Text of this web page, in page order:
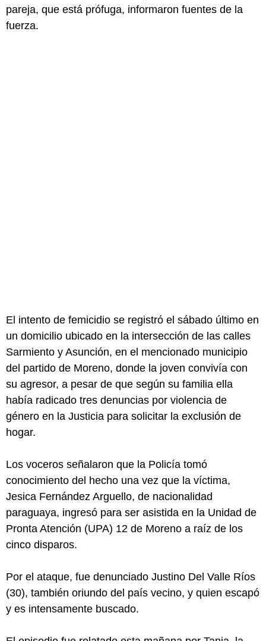
pareja, que está prófuga, informaron fuentes de la
fuerza.
El intento de femicidio se registró el sábado último en
un domicilio ubicado en la intersección de las calles
Sarmiento y Asunción, en el mencionado municipio
del partido de Moreno, donde la joven convivía con
su agresor, a pesar de que según su familia ella
había radicado tres denuncias por violencia de
género en la Justicia para solicitar la exclusión de
hogar.
Los voceros señalaron que la Policía tomó
conocimiento del hecho una vez que la víctima,
Jesica Fernández Arguello, de nacionalidad
paraguaya, ingresó para ser asistida en la Unidad de
Pronta Atención (UPA) 12 de Moreno a raíz de los
cinco disparos.
Por el ataque, fue denunciado Justino Del Valle Ríos
(30), también oriundo del país vecino, y quien escapó
y es intensamente buscado.